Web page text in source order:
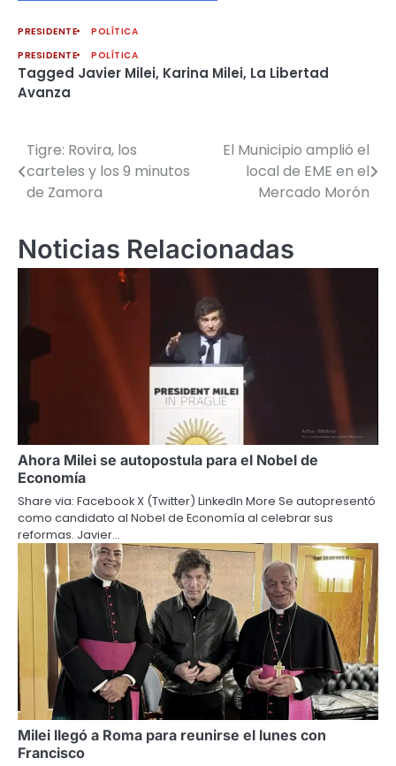
PRESIDENTE
POLÍTICA
PRESIDENTE
POLÍTICA
Tagged Javier Milei, Karina Milei, La Libertad
Avanza
Navegación
de
Tigre: Rovira, los
carteles y los 9 minutos
de Zamora
El Municipio amplió el
local de EME en el
Mercado Morón
Noticias Relacionadas
Ahora Milei se autopostula para el Nobel de
Economía
Share via: Facebook X (Twitter) LinkedIn More Se autopresentó
como candidato al Nobel de Economía al celebrar sus
reformas. Javier…
Milei llegó a Roma para reunirse el lunes con
Francisco